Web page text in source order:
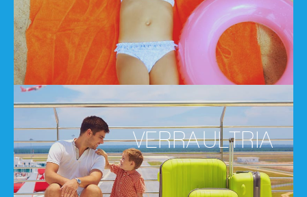
VERRA ULTRIA